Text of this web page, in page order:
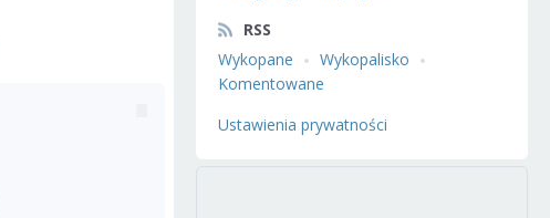
RSS
Wykopane
Wykopalisko
Komentowane
Ustawienia prywatności